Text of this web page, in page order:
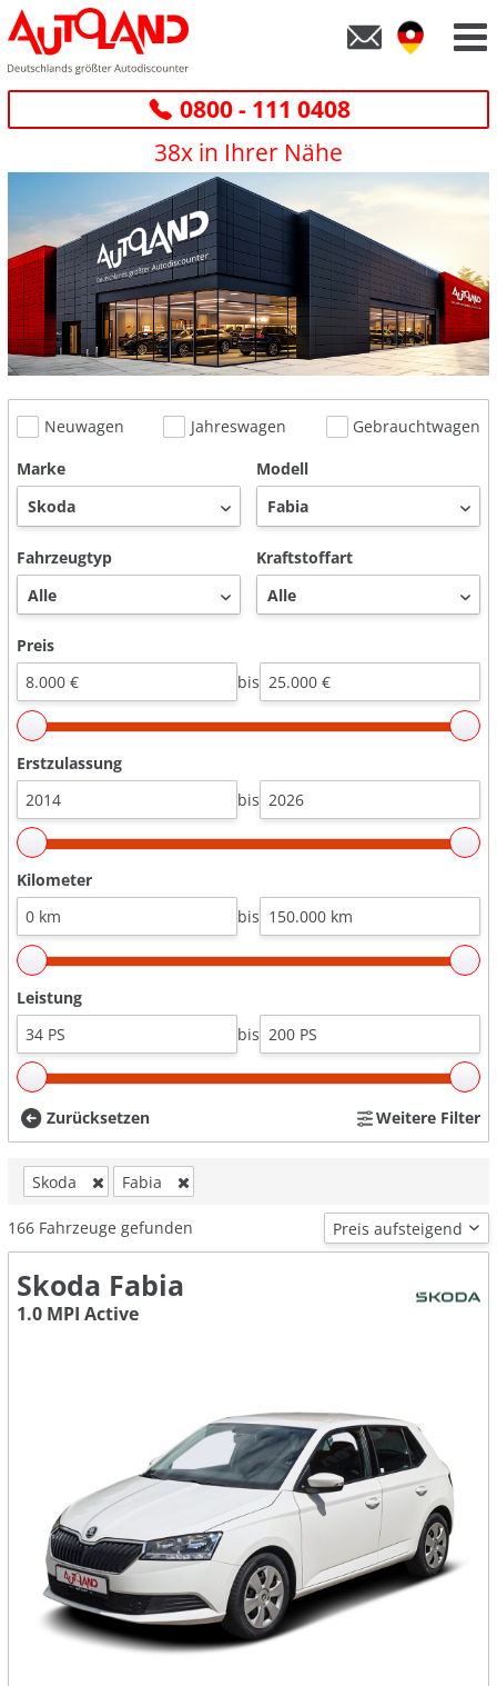
0800 - 111 0408
38x in Ihrer Nähe
Neuwagen Jahreswagen
Gebrauchtwagen
Marke
Modell
Fahrzeugtyp Kraftstoffart
Preis
bis
Erstzulassung
bis
Kilometer
bis
Leistung
bis
Zurücksetzen Weitere Filter
Skoda Fabia
166 Fahrzeuge gefunden
Skoda Fabia
1.0 MPI Active